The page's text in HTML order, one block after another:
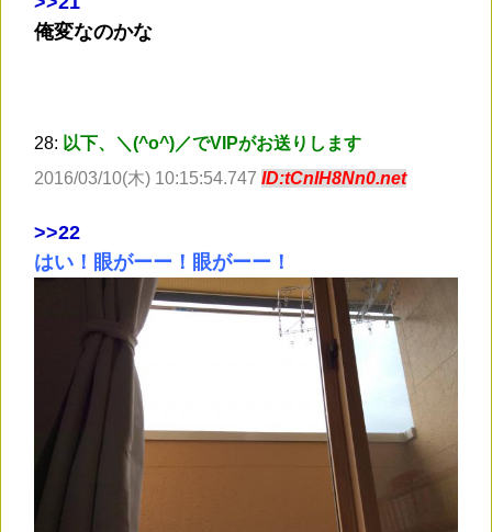
俺変なのかな
28: 以下、＼(^o^)／でVIPがお送りします
2016/03/10(木) 10:15:54.747 ID:tCnIH8Nn0.net
>>22
はい！眼がーー！眼がーー！